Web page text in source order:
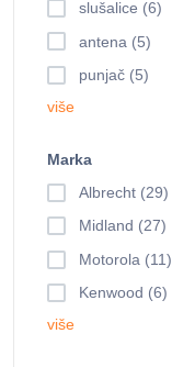
slušalice (6)
antena (5)
punjač (5)
više
Marka
Albrecht (29)
Midland (27)
Motorola (11)
Kenwood (6)
više